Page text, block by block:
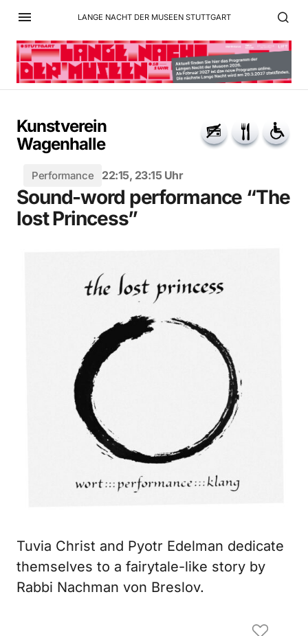
LANGE NACHT DER MUSEEN STUTTGART
Kunstverein
Wagenhalle
Performance 22:15, 23:15 Uhr
Sound-word performance “The
lost Princess”
Tuvia Christ and Pyotr Edelman dedicate
themselves to a fairytale-like story by
Rabbi Nachman von Breslov.